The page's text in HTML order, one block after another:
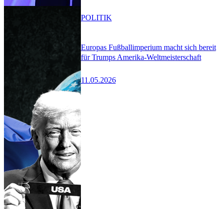
Europas Fußballimperium macht sich bereit
für Trumps Amerika-Weltmeisterschaft
11.05.2026
POLITIK